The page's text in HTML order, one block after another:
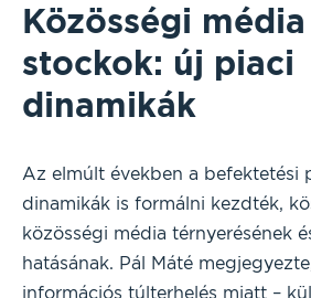
Közösségi
stockok: új piaci
dinamikák
Az elmúlt években a befektetési
dinamikák is formálni kezdték,
közösségi média térnyerésének
hatásának. Pál Máté
információs túlterhelés miatt –